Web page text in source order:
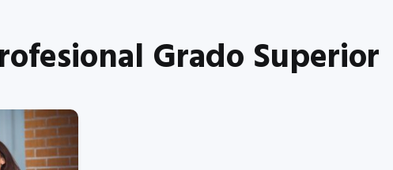
Grado Superior